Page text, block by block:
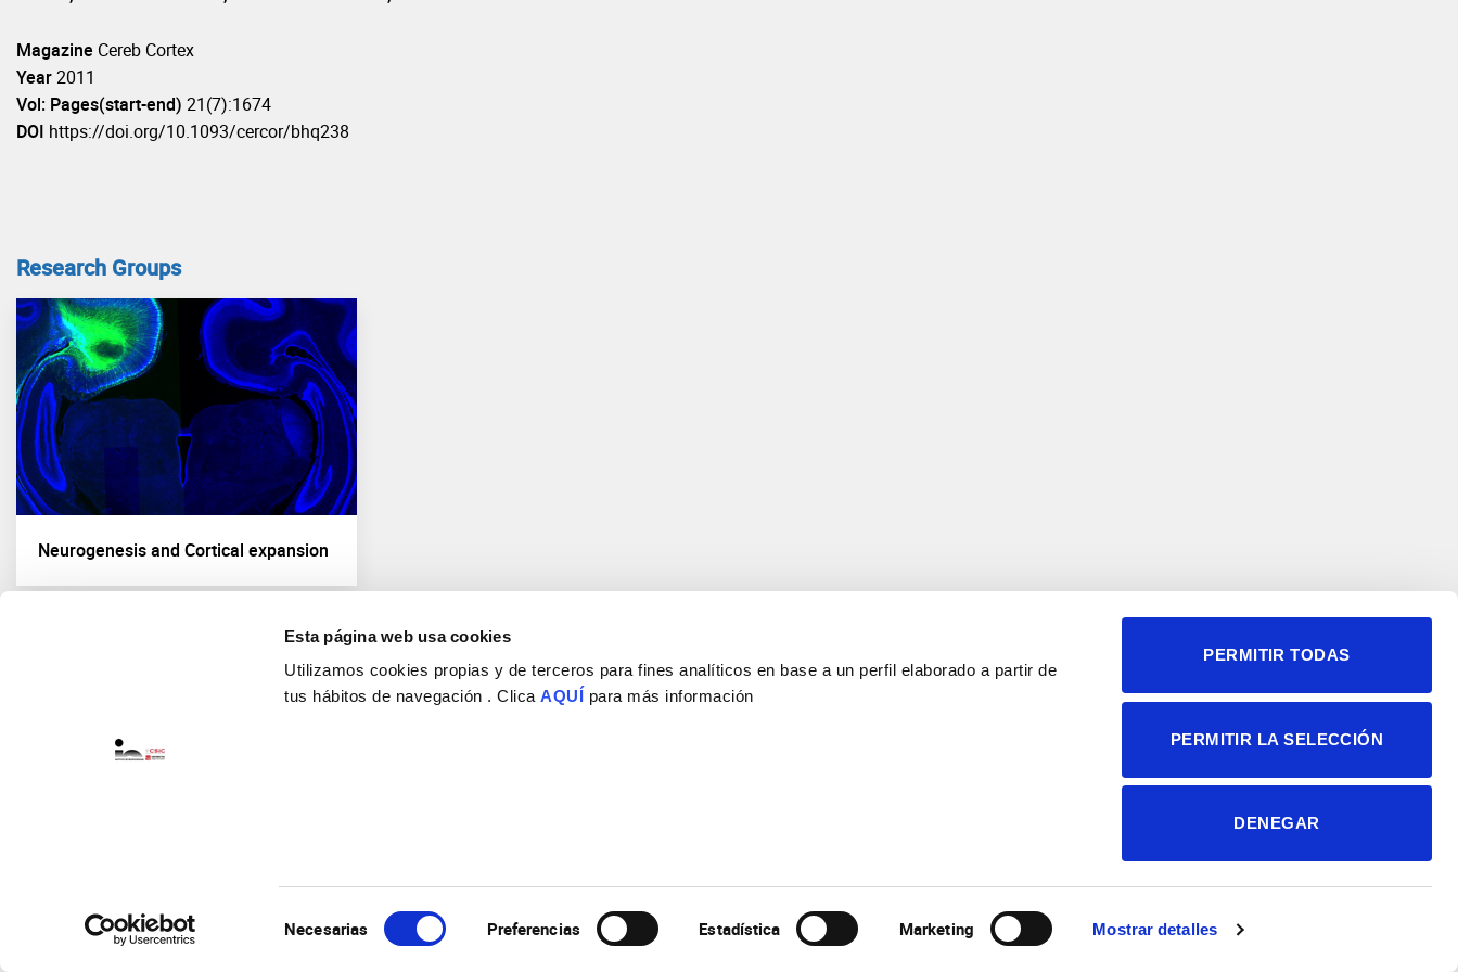
Esta página web usa cookies
Utilizamos cookies propias y de terceros para fines analíticos en base a un perfil elaborado a partir de
tus hábitos de navegación . ClicaAQUÍ para más información
de
Necesarias Preferencias Estadística Marketing Mostrar detalles
PERMITIR TODAS
PERMITIR LA SELECCIÓN
DENEGAR
Magazine Cereb Cortex
Year2011
Vol: Pages(start-end) 21(7):1674
DOI https://doi.org/10.1093/cercor/bhq238
Research Groups
Neurogenesis and Cortical expansion
Neurociencias
Política de privacidad
Accesibilidad